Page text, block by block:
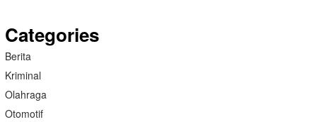
Categories
Berita
Kriminal
Olahraga
Otomotif